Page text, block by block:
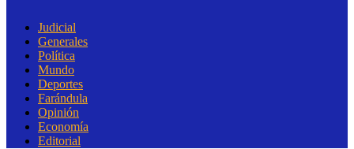
Judicial
Generales
Política
Mundo
Deportes
Farándula
Opinión
Economía
Editorial